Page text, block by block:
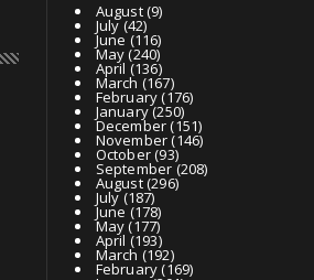
August(9)
July(42)
June(116)
May(240)
April (136)
March (167)
February(176)
January(250)
December(151)
November(146)
October(93)
September(208)
August(296)
July(187)
June(178)
May(177)
April (193)
March (192)
February(169)